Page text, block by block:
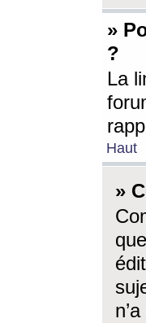
»
?
La
Haut
»